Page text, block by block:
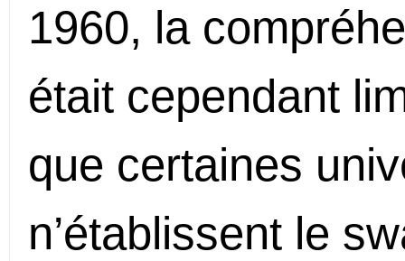
1960, la
était cependant
que certaines
n’établissent le